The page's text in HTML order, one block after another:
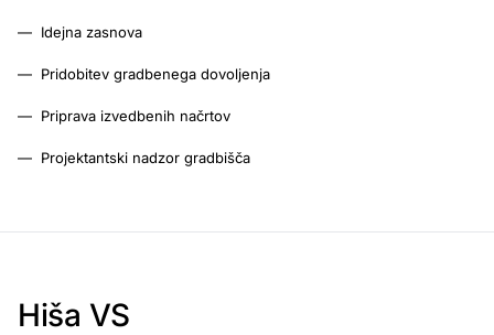
— Idejna zasnova
— Pridobitev gradbenega dovoljenja
— Priprava izvedbenih načrtov
— Projektantski nadzor gradbišča
Hiša VS